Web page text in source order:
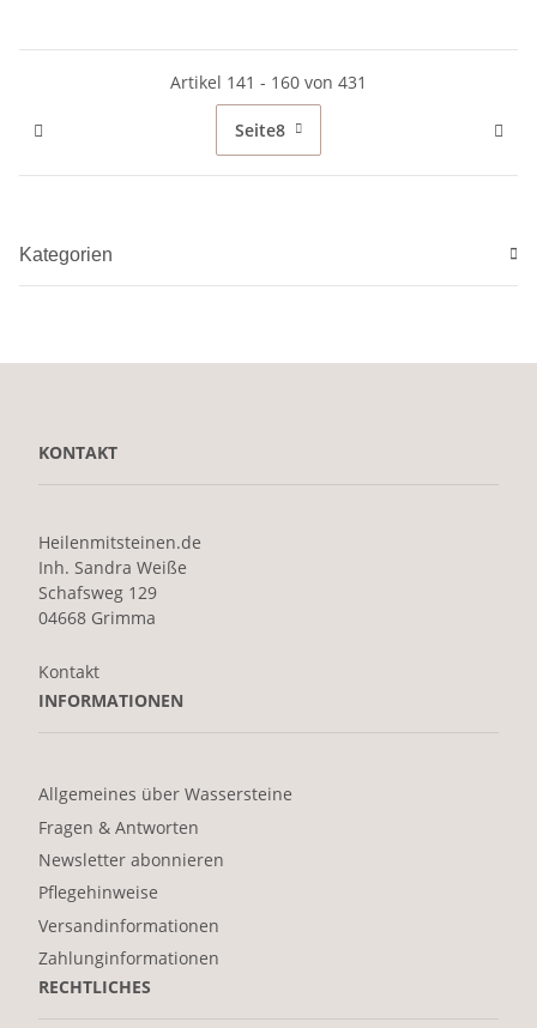
Artikel 141 - 160 von 431
Seite8
Kategorien
KONTAKT
Heilenmitsteinen.de
Inh. Sandra Weiße
Schafsweg 129
04668 Grimma
Kontakt
INFORMATIONEN
Allgemeines über Wassersteine
Fragen & Antworten
Newsletter abonnieren
Pflegehinweise
Versandinformationen
Zahlunginformationen
RECHTLICHES